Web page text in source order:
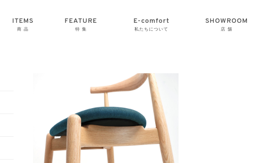
ITEMS
商 品
FEATURE
特 集
E-comfort
私たちについて
SHOWROOM
店 舗